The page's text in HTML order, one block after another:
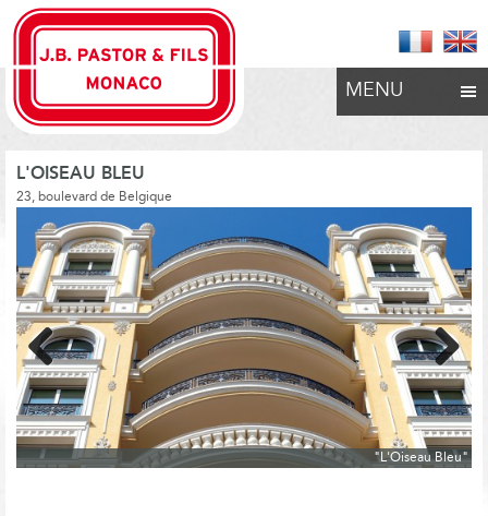
MENU
L'OISEAU BLEU
23, boulevard de Belgique
"L'Oiseau Bleu"
Previous Next